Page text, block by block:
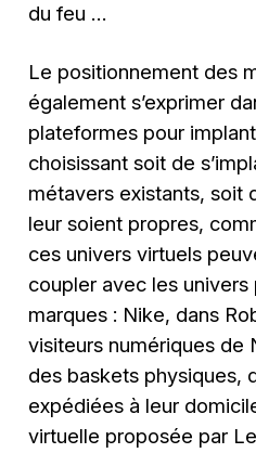
du feu …
Le positionnement des
également s’exprimer
plateformes pour
choisissant soit de
métavers existants, soit
leur soient propres,
ces univers virtuels
coupler avec les univers
marques : Nike, dans
visiteurs numériques de
des baskets physiques,
expédiées à leur
virtuelle proposée par